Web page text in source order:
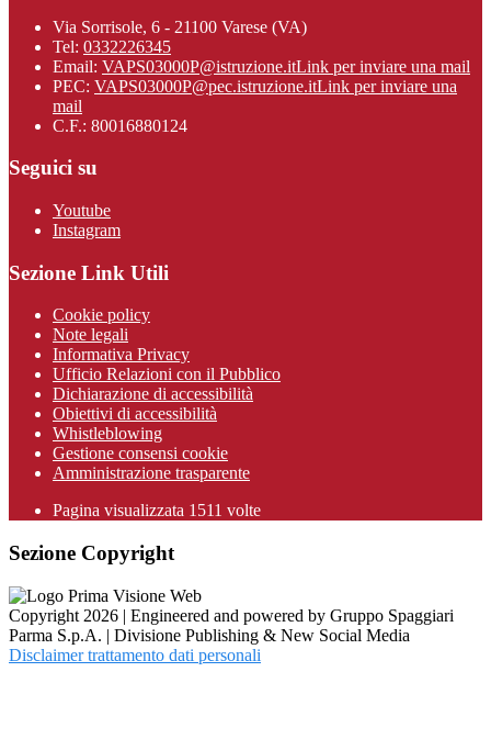
Via Sorrisole, 6 - 21100 Varese (VA)
Tel: 0332226345
Email: VAPS03000P@istruzione.itLink per inviare una mail
PEC: VAPS03000P@pec.istruzione.itLink per inviare una
mail
C.F.: 80016880124
Seguici su
Youtube
Instagram
Sezione Link Utili
Cookie policy
Note legali
Informativa Privacy
Ufficio Relazioni con il Pubblico
Dichiarazione di accessibilità
Obiettivi di accessibilità
Whistleblowing
Gestione consensi cookie
Amministrazione trasparente
Pagina visualizzata 1511 volte
Sezione Copyright
Copyright 2026 | Engineered and powered by Gruppo Spaggiari
Parma S.p.A. | Divisione Publishing & New Social Media
Disclaimer trattamento dati personali